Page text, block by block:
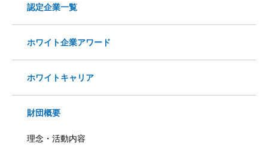
認定企業一覧
ホワイト企業アワード
ホワイトキャリア
財団概要
理念・活動内容